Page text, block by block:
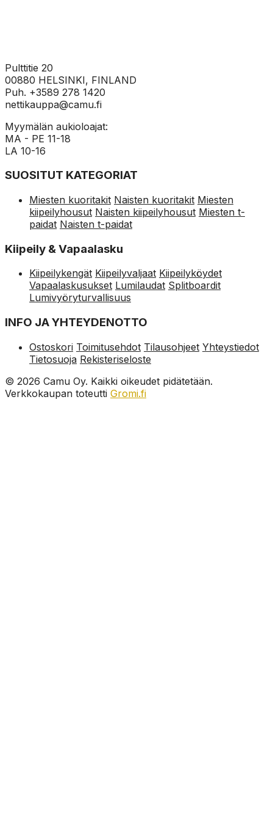
Pulttitie 20
00880 HELSINKI, FINLAND
Puh. +3589 278 1420
nettikauppa@camu.fi
Myymälän aukioloajat:
MA - PE 11-18
LA 10-16
SUOSITUT KATEGORIAT
Miesten kuoritakit Naisten kuoritakit Miesten
kiipeilyhousut Naisten kiipeilyhousut Miesten t-
paidat Naisten t-paidat
Kiipeily & Vapaalasku
Kiipeilykengät Kiipeilyvaljaat Kiipeilyköydet
Vapaalaskusukset Lumilaudat Splitboardit
Lumivyöryturvallisuus
INFO JA YHTEYDENOTTO
Ostoskori Toimitusehdot Tilausohjeet Yhteystiedot
Tietosuoja Rekisteriseloste
© 2026 Camu Oy. Kaikki oikeudet pidätetään.
Verkkokaupan toteutti Gromi.fi